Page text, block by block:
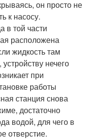
он просто не
к насосу.
в той части
расположена
жидкость там
устройству нечего
при
работы
станция снова
достаточно
водой, для чего в
отверстие.